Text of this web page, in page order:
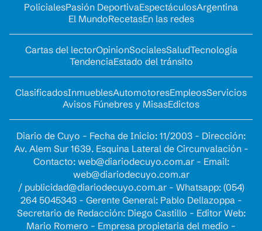
PolicialesPasión DeportivaEspectáculosArgentina
El MundoRecetasEn las redes
Cartas del lectorOpinionSocialesSaludTecnología
TendenciaEstado del tránsito
ClasificadosInmueblesAutomotoresEmpleosServicios
Avisos Fúnebres y MisasEdictos
Diario de Cuyo - Fecha de Inicio: 11/2003 - Dirección:
Av. Alem Sur 1639. Esquina Lateral de Circunvalación -
Contacto: web@diariodecuyo.com.ar- Email:
web@diariodecuyo.com.ar
/ publicidad@diariodecuyo.com.ar- Whatsapp: (054)
264 5045343 - Gerente General: Pablo Dellazoppa -
Secretario de Redacción: Diego Castillo - Editor Web:
Mario Romero - Empresa propietaria del medio -